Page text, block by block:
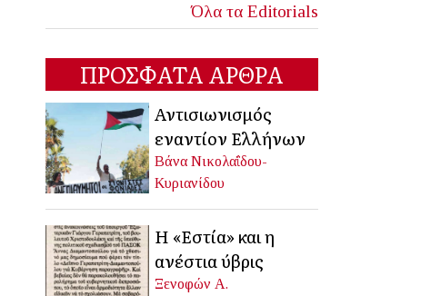
Όλα τα Editorials
ΠΡΟΣΦΑΤΑ ΑΡΘΡΑ
Αντισιωνισμός
εναντίον Ελλήνων
Βάνα Νικολαΐδου-
Κυριανίδου
Η «Εστία» και η
ανέστια ύβρις
Ξενοφών Α.